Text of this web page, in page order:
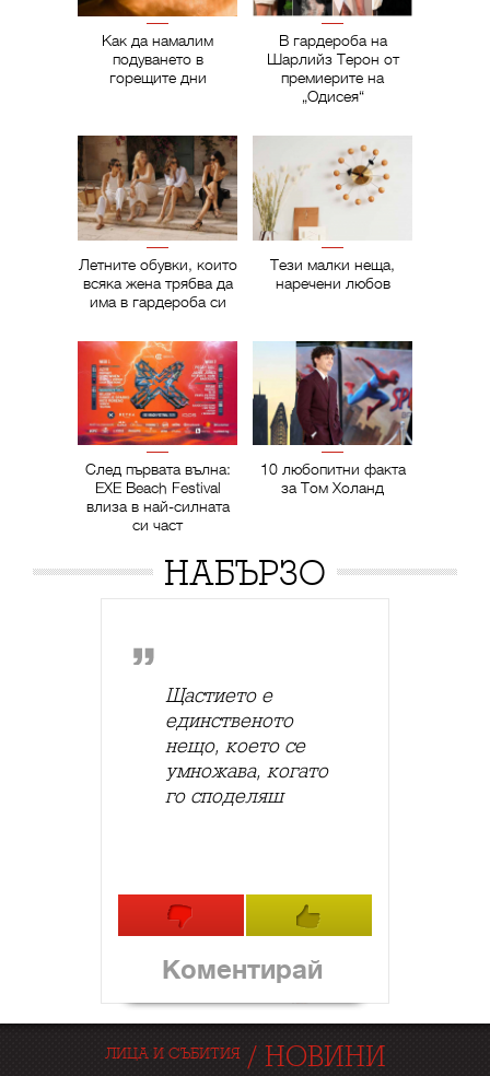
Как да намалим
подуването в
горещите дни
В гардероба на
Шарлийз Терон от
премиерите на
„Одисея“
Летните обувки, които
всяка жена трябва да
има в гардероба си
Тези малки неща,
наречени любов
След първата вълна:
EXE Beach Festival
влиза в най-силната
си част
10 любопитни факта
за Том Холанд
НАБЪРЗО
Щастието е
единственото
нещо, което се
умножава, когато
го споделяш
Коментирай
ЛИЦА И СЪБИТИЯ/ НОВИНИ